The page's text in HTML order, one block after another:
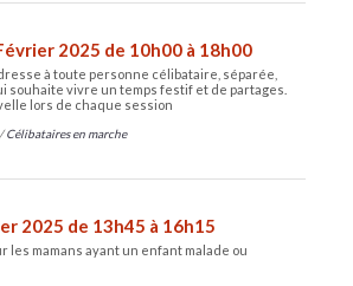
2025 de 10h00 à 18h00
à toute personne célibataire, séparée,
souhaite vivre un temps festif et de partages.
lors de chaque session
/Célibataires en marche
2025 de 13h45 à 16h15
les mamans ayant un enfant malade ou